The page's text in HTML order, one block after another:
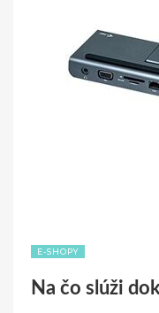
E-SHOPY
Na čo slúži